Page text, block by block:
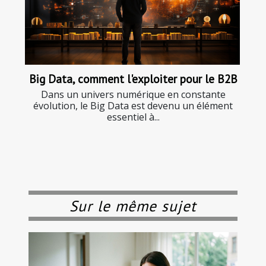
Big Data, comment l'exploiter pour le B2B
Dans un univers numérique en constante
évolution, le Big Data est devenu un élément
essentiel à...
Sur le même sujet